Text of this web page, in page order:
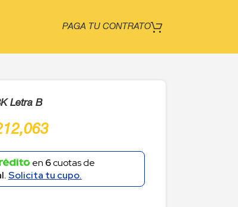
PAGA TU CONTRATO
Letra B
en 6cuotas de
Solicita tu cupo.